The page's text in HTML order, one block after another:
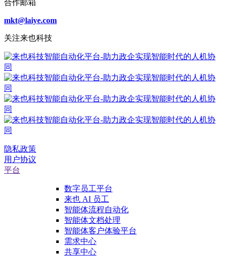
合作邮箱
mkt@laiye.com
关注来也科技
隐私政策
用户协议
平台
数字员工平台
来也 AI 员工
智能体流程自动化
智能体文档处理
智能体客户体验平台
需求中心
共享中心